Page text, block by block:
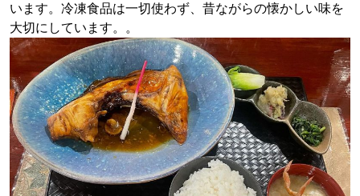
います。冷凍食品は一切使わず、昔ながらの懐かしい味を
大切にしています。。